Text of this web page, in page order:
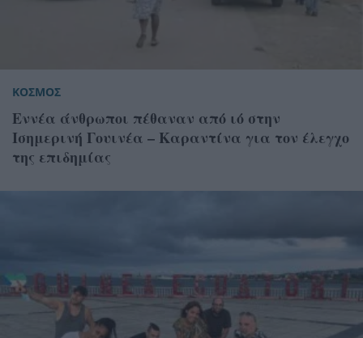
ΚΟΣΜΟΣ
Εννέα άνθρωποι πέθαναν από ιό στην
Ισημερινή Γουινέα – Καραντίνα για τον έλεγχο
της επιδημίας